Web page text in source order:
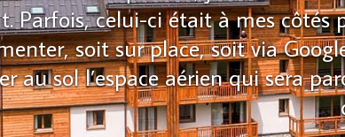
Parfois, celui-ci était à mes côtés
soit sur place, soit via
au sol l’espace aérien qui sera